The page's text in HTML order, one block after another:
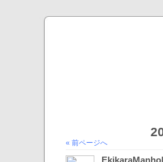
« 前ページへ